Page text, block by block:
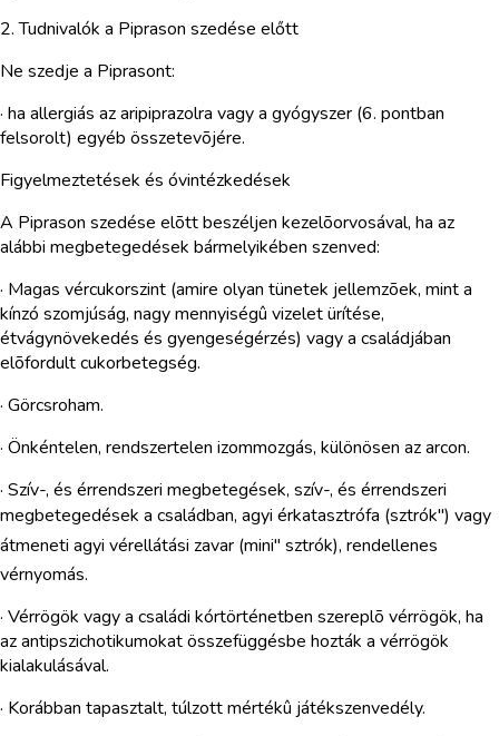
2. Tudnivalók a Piprason szedése előtt
Ne szedje a Piprasont:
· ha allergiás az aripiprazolra vagy a gyógyszer (6. pontban
felsorolt) egyéb összetevõjére.
Figyelmeztetések és óvintézkedések
A Piprason szedése elõtt beszéljen kezelõorvosával, ha az
alábbi megbetegedések bármelyikében szenved:
· Magas vércukorszint (amire olyan tünetek jellemzõek, mint a
kínzó szomjúság, nagy mennyiségû vizelet ürítése,
étvágynövekedés és gyengeségérzés) vagy a családjában
elõfordult cukorbetegség.
· Görcsroham.
· Önkéntelen, rendszertelen izommozgás, különösen az arcon.
· Szív-, és érrendszeri megbetegések, szív-, és érrendszeri
megbetegedések a családban, agyi érkatasztrófa (sztrók") vagy
átmeneti agyi vérellátási zavar (mini" sztrók), rendellenes
vérnyomás.
· Vérrögök vagy a családi kórtörténetben szereplõ vérrögök, ha
az antipszichotikumokat összefüggésbe hozták a vérrögök
kialakulásával.
· Korábban tapasztalt, túlzott mértékû játékszenvedély.